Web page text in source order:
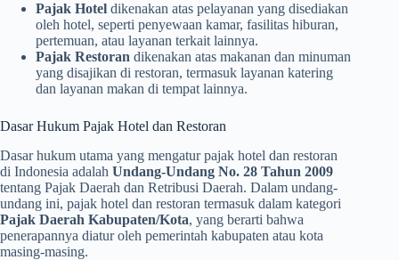
Pajak Hotel dikenakan atas pelayanan yang disediakan
oleh hotel, seperti penyewaan kamar, fasilitas hiburan,
pertemuan, atau layanan terkait lainnya.
Pajak Restoran dikenakan atas makanan dan minuman
yang disajikan di restoran, termasuk layanan katering
dan layanan makan di tempat lainnya.
Dasar Hukum Pajak Hotel dan Restoran
Dasar hukum utama yang mengatur pajak hotel dan restoran
di Indonesia adalah Undang-Undang No. 28 Tahun 2009
tentang Pajak Daerah dan Retribusi Daerah. Dalam undang-
undang ini, pajak hotel dan restoran termasuk dalam kategori
Pajak Daerah Kabupaten/Kota, yang berarti bahwa
penerapannya diatur oleh pemerintah kabupaten atau kota
masing-masing.